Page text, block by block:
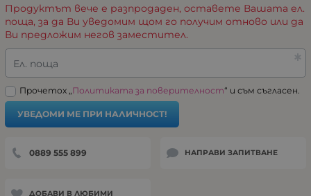
Продуктът вече е разпродаден, оставете Вашата ел.
поща, за да Ви уведомим щом го получим отново или да
Ви предложим негов заместител.
Ел. поща
Прочетох „Политиката за поверителност“ и съм съгласен.
УВЕДОМИ МЕ ПРИ НАЛИЧНОСТ!
0889 555 899 НАПРАВИ ЗАПИТВАНЕ
ДОБАВИ В ЛЮБИМИ